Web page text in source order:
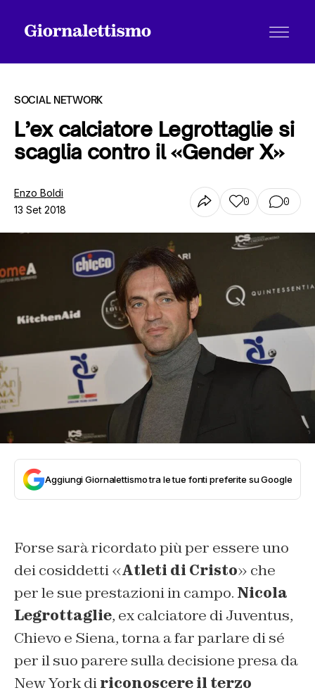
Tutti gli articoli
Chi siamo
Contatti
SOCIAL NETWORK
L’ex calciatore Legrottaglie si
scaglia contro il «Gender X»
Enzo Boldi
13 Set 2018
0 0
Aggiungi Giornalettismo tra le tue fonti preferite su Google
Forse sarà ricordato più per essere uno
dei cosiddetti «Atleti di Cristo» che
per le sue prestazioni in campo. Nicola
Legrottaglie, ex calciatore di Juventus,
Chievo e Siena, torna a far parlare di sé
per il suo parere sulla decisione presa da
New York diriconoscere il terzo